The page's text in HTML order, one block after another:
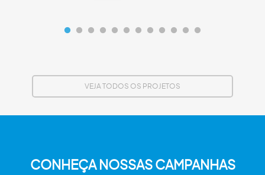
VEJA TODOS OS PROJETOS
CONHEÇA NOSSAS CAMPANHAS